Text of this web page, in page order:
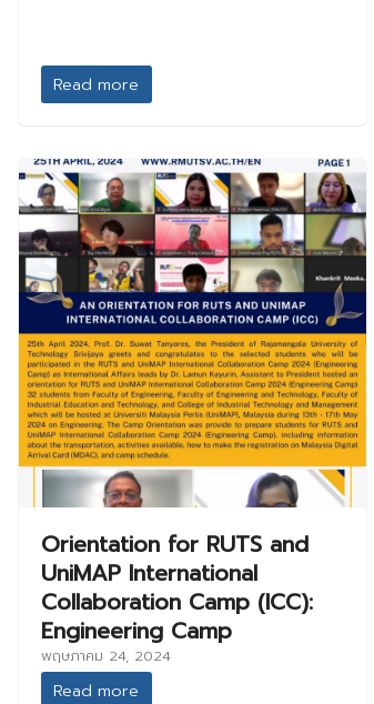
Read more
Orientation for RUTS and
UniMAP International
Collaboration Camp (ICC):
Engineering Camp
พฤษภาคม 24, 2024
Read more